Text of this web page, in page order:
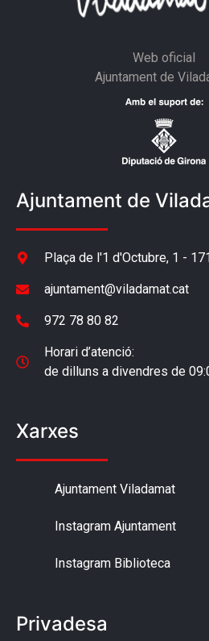
Web oficial
Ajuntament de
Ajuntament de
Plaça de l'1 d'Octubre, 1 -
ajuntament@viladamat.cat
972 78 80 82
Horari d’atenció:
de dilluns a divendres de
Xarxes
Ajuntament Viladamat
Instagram Ajuntament
Instagram Biblioteca
Privadesa